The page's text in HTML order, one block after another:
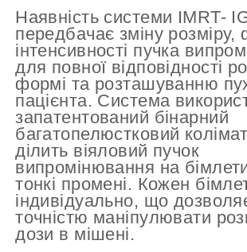
Наявність системи IMRT-
передбачає зміну розміру,
інтенсивності пучка
для повної відповідності
формі та розташуванню
пацієнта. Система
запатентований бінарний
багатопелюстковий
ділить віяловий пучок
випромінювання на
тонкі промені. Кожен
індивідуально, що
точністю маніпулювати
дози в мішені.